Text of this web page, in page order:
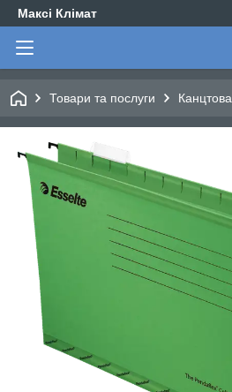
Максі Клімат
Товари та послуги